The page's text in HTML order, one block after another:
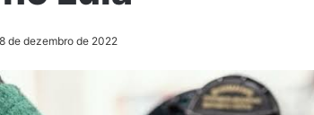
de dezembro de 2022